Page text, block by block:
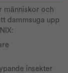
människor och
dammsuga upp
insekter